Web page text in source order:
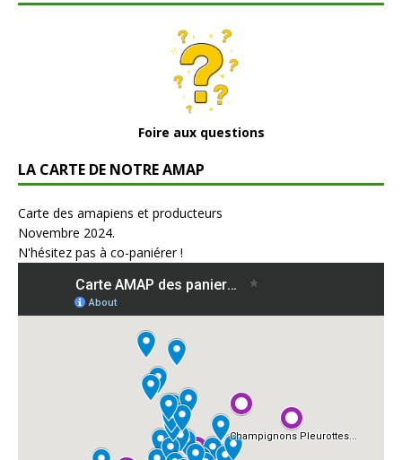
Foire aux questions
LA CARTE DE NOTRE AMAP
Carte des amapiens et producteurs
Novembre 2024.
N'hésitez pas à co-paniérer !